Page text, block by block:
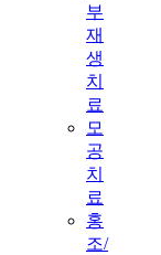
부
재
생
치
료
모
공
치
료
홍
조/